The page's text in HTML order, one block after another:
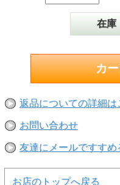
在庫
返品についての詳細は
お問い合わせ
友達にメールですすめ
お店のトップへ戻る